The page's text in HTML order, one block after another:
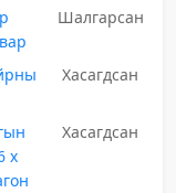
Шалгарсан
Хасагдсан
х
Хасагдсан